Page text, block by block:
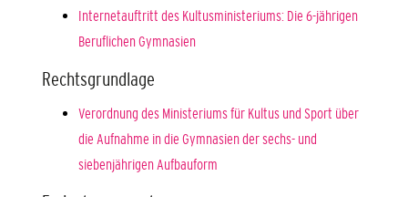
Internetauftritt des Kultusministeriums: Die 6-jährigen
Beruflichen Gymnasien
Rechtsgrundlage
Verordnung des Ministeriums für Kultus und Sport über
die Aufnahme in die Gymnasien der sechs- und
siebenjährigen Aufbauform